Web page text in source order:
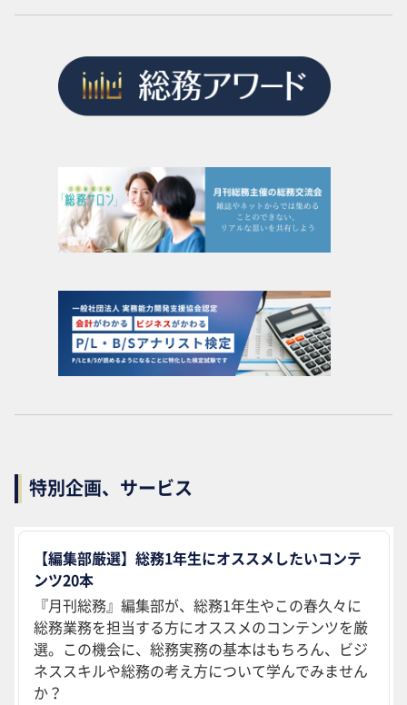
特別企画、サービス
【編集部厳選】総務1年生にオススメしたいコンテ
ンツ20本
『月刊総務』編集部が、総務1年生やこの春久々に
総務業務を担当する方にオススメのコンテンツを厳
選。この機会に、総務実務の基本はもちろん、ビジ
ネススキルや総務の考え方について学んでみません
か？